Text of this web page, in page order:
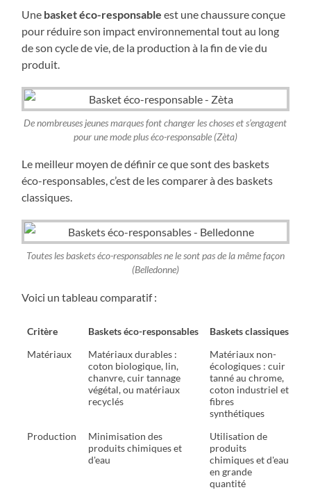
Une basket éco-responsable est une chaussure conçue
pour réduire son impact environnemental tout au long
de son cycle de vie, de la production à la fin de vie du
produit.
De nombreuses jeunes marques font changer les choses et s’engagent
pour une mode plus éco-responsable (Zèta)
Le meilleur moyen de définir ce que sont des baskets
éco-responsables, c’est de les comparer à des baskets
classiques.
Toutes les baskets éco-responsables ne le sont pas de la même façon
(Belledonne)
Voici un tableau comparatif :
Critère Baskets éco-responsables
Baskets classiques
Matériaux
Matériaux durables :
coton biologique, lin,
chanvre, cuir tannage
végétal, ou matériaux
recyclés
Matériaux non-
écologiques : cuir
tanné au chrome,
coton industriel et
fibres
synthétiques
Production
Minimisation des
produits chimiques et
d'eau
Utilisation de
produits
chimiques et d'eau
en grande
quantité